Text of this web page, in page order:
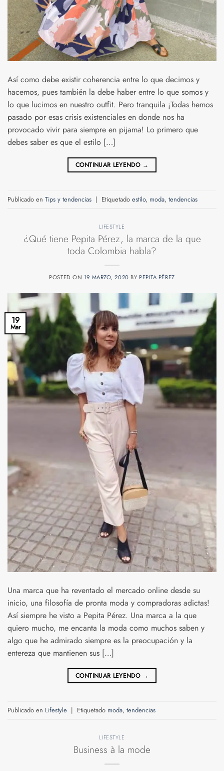
Así como debe existir coherencia entre lo que decimos y
hacemos, pues también la debe haber entre lo que somos y
lo que lucimos en nuestro outfit. Pero tranquila ¡Todas hemos
pasado por esas crisis existenciales en donde nos ha
provocado vivir para siempre en pijama! Lo primero que
debes saber es que el estilo […]
CONTINUAR LEYENDO →
Publicado en Tips y tendencias | Etiquetado estilo, moda, tendencias
LIFESTYLE
¿Qué tiene Pepita Pérez, la marca de la que
toda Colombia habla?
POSTED ON 19 MARZO, 2020 BY PEPITA PÉREZ
19
Mar
Una marca que ha reventado el mercado online desde su
inicio, una filosofía de pronta moda y compradoras adictas!
Así siempre he visto a Pepita Pérez. Una marca a la que
quiero mucho, me encanta la moda como muchos saben y
algo que he admirado siempre es la preocupación y la
entereza que mantienen sus […]
CONTINUAR LEYENDO →
Publicado en Lifestyle | Etiquetado moda, tendencias
LIFESTYLE
Business à la mode